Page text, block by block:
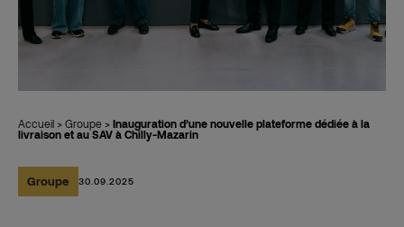
Accueil > Groupe > Inauguration d’une nouvelle plateforme dédiée à la
livraison et au SAV à Chilly-Mazarin
Groupe 30.09.2025